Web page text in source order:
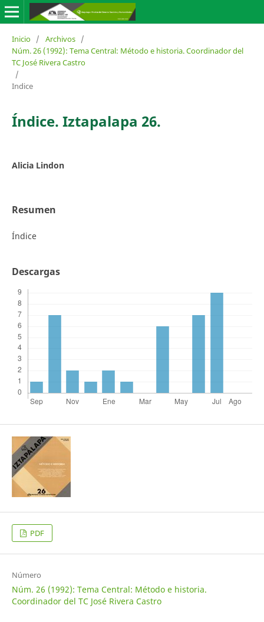
Inicio / Archivos /
Núm. 26 (1992): Tema Central: Método e historia. Coordinador del
TC José Rivera Castro
/
Indice
Índice. Iztapalapa 26.
Alicia Lindon
Resumen
Índice
Descargas
PDF
Número
Núm. 26 (1992): Tema Central: Método e historia.
Coordinador del TC José Rivera Castro